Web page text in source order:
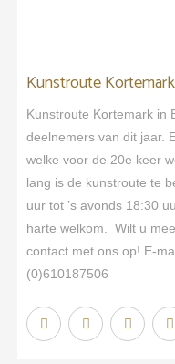
Kunstroute
Kunstroute Kortemark in
deelnemers van dit jaar.
welke voor de 20e keer
lang is de kunstroute te
uur tot ’s avonds 18:30
harte welkom. Wilt u
contact met ons op! E-
(0)610187506